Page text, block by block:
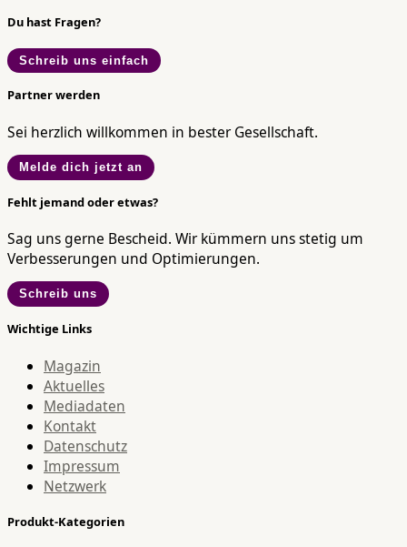
Du hast Fragen?
Schreib uns einfach
Partner werden
Sei herzlich willkommen in bester Gesellschaft.
Melde dich jetzt an
Fehlt jemand oder etwas?
Sag uns gerne Bescheid. Wir kümmern uns stetig um
Verbesserungen und Optimierungen.
Schreib uns
Wichtige Links
Magazin
Aktuelles
Mediadaten
Kontakt
Datenschutz
Impressum
Netzwerk
Produkt-Kategorien